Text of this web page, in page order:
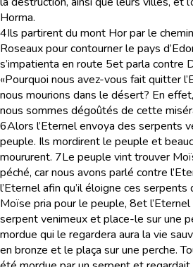
Horma.
4Ils partirent du mont Hor par le
Roseaux pour contourner le pays
s’impatienta en route 5et parla contre
«Pourquoi nous avez-vous fait quitter
nous mourions dans le désert? En effet,
nous sommes dégoûtés de cette
6Alors l’Eternel envoya des serpents
peuple. Ils mordirent le peuple et
moururent. 7Le peuple vint trouver
péché, car nous avons parlé contre
l’Eternel afin qu’il éloigne ces serpents
Moïse pria pour le peuple, 8et
serpent venimeux et place-le sur une
mordue qui le regardera aura la vie
en bronze et le plaça sur une perche.